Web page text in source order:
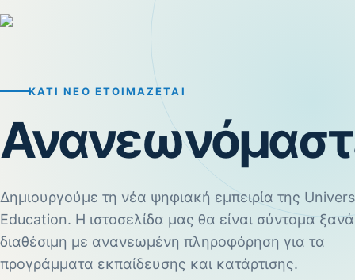
ΚΆΤΙ ΝΈΟ ΕΤΟΙΜΆΖΕΤΑΙ
Δημιουργούμε τη νέα ψηφιακή εμπειρία της
Education. Η ιστοσελίδα μας θα είναι σύντομα ξανά
διαθέσιμη με ανανεωμένη πληροφόρηση για τα
προγράμματα εκπαίδευσης και κατάρτισης.